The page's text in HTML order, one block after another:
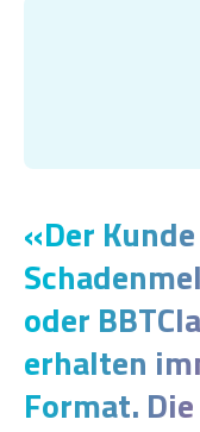
«Der
oder
erhalten
Format.